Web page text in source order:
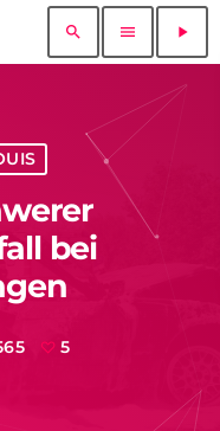
search menu play_arrow
bei
5